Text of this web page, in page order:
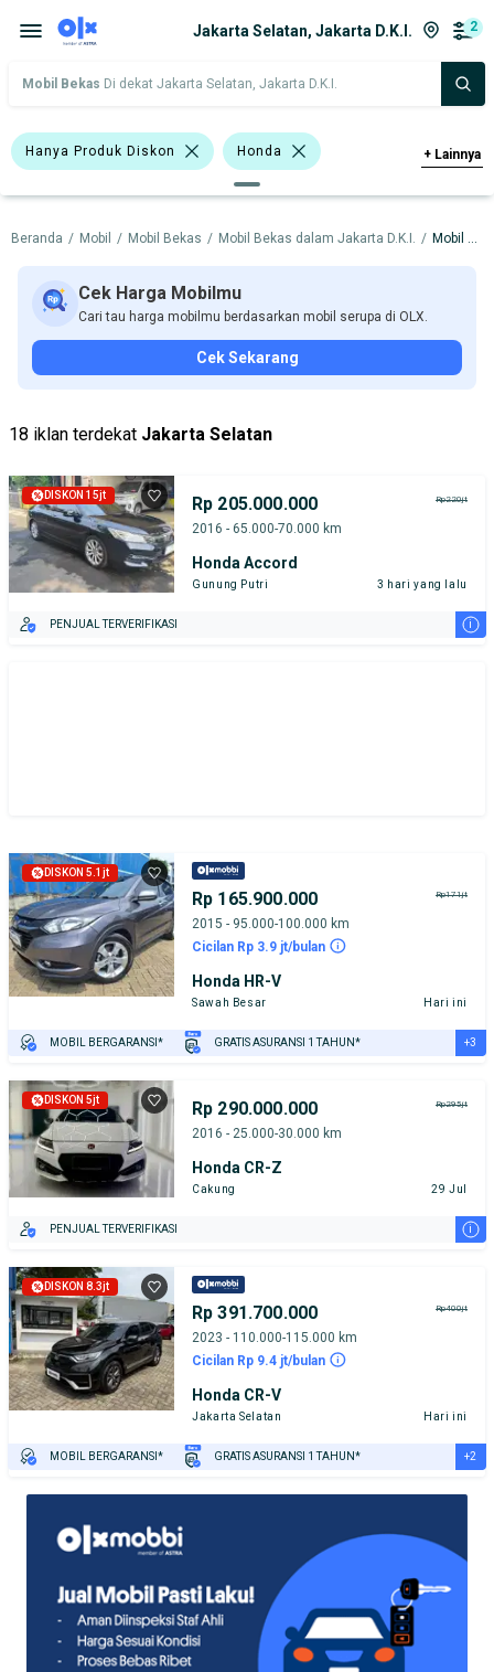
Jakarta Selatan, Jakarta D.K.I. 2
Mobil Bekas Di dekat Jakarta Selatan, Jakarta D.K.I.
Hanya Produk Diskon Honda
Harga Merek Dan Model Tahun
Tipe Bodi Tipe Membership
+ Lainnya
Beranda / Mobil / Mobil Bekas / Mobil Bekas dalam Jakarta D.K.I. / Mobil Bekas dalam Jakarta Selatan
Cek Harga Mobilmu
Cari tau harga mobilmu berdasarkan mobil serupa di OLX.
Cek Sekarang
18 iklan terdekat Jakarta Selatan
DISKON 15jt Rp 205.000.000 Rp220jt
2016 - 65.000-70.000 km
Honda Accord
Gunung Putri 3 hari yang lalu
PENJUAL TERVERIFIKASI i
DISKON 5.1jt
Rp 165.900.000 Rp171jt
2015 - 95.000-100.000 km
Cicilan Rp 3.9 jt/bulan
Honda HR-V
Sawah Besar Hari ini
MOBIL BERGARANSI* GRATIS ASURANSI 1 TAHUN*
PENJUAL TERVERIFIKASI
+3
DISKON 5jt Rp 290.000.000 Rp295jt
2016 - 25.000-30.000 km
Honda CR-Z
Cakung 29 Jul
PENJUAL TERVERIFIKASI i
DISKON 8.3jt
Rp 391.700.000 Rp400jt
2023 - 110.000-115.000 km
Cicilan Rp 9.4 jt/bulan
Honda CR-V
Jakarta Selatan Hari ini
MOBIL BERGARANSI* GRATIS ASURANSI 1 TAHUN* +2